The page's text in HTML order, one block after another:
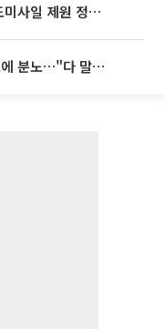
제원 정밀분석 중"
박문성, 축구협회 '성 접대' 보도에 분노…"다 말아먹으려고 작정했나"